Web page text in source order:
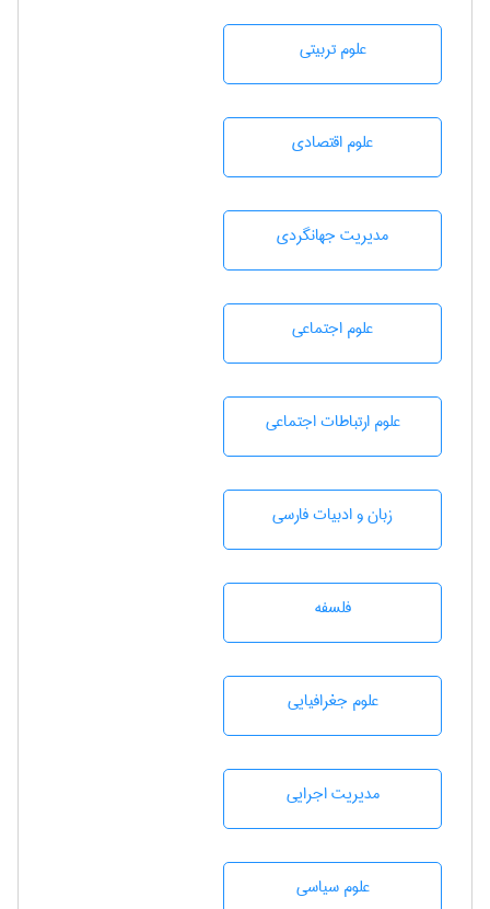
علوم تربيتی
علوم اقتصادی
مديريت جهانگردی
علوم اجتماعی
علوم ارتباطات اجتماعی
زبان و ادبيات فارسی
فلسفه
علوم جغرافيايی
مديريت اجرايی
علوم سياسی